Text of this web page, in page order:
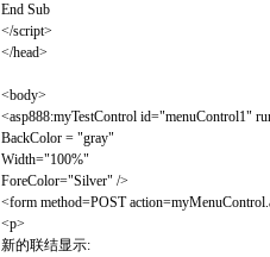
End Sub
</script>
</head>
<body>
<asp888:myTestControl id="menuControl1"
BackColor = "gray"
Width="100%"
ForeColor="Silver" />
<form method=POST
<p>
新的联结显示: